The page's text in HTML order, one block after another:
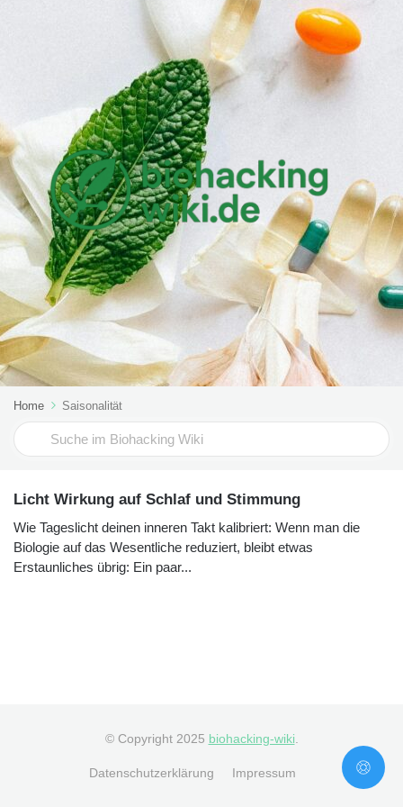
Home Saisonalität
Search
For
Licht Wirkung auf Schlaf und Stimmung
Wie Tageslicht deinen inneren Takt kalibriert: Wenn man die
Biologie auf das Wesentliche reduziert, bleibt etwas
Erstaunliches übrig: Ein paar...
© Copyright 2025 biohacking-wiki
Datenschutzerklärung Impressum